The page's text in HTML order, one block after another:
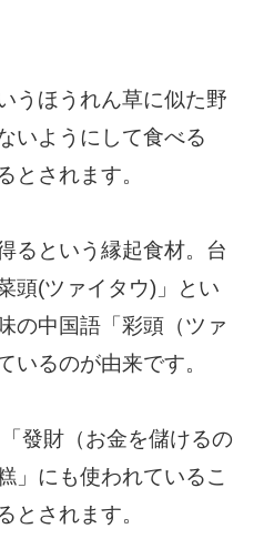
うほうれん草に似た野
いようにして食べる
とされます。
るという縁起食材。台
頭(ツァイタウ)」とい
の中国語「彩頭（ツァ
いるのが由来です。
發財（お金を儲けるの
」にも使われているこ
とされます。